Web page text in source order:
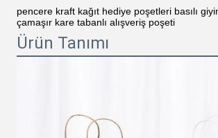
pencere kraft kağıt hediye poşetleri basılı
çamaşır kare tabanlı alışveriş poşeti
Ürün Tanımı